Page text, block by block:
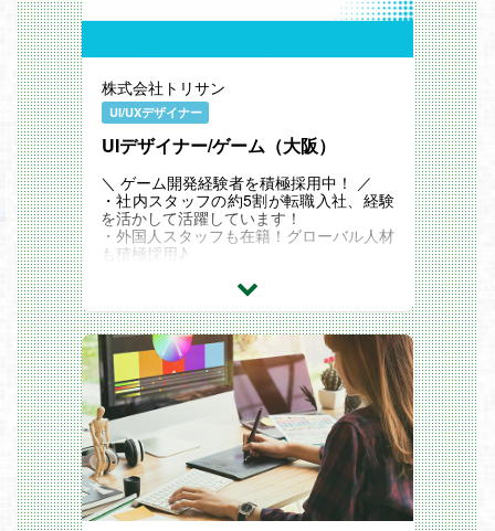
・マンガUP！
・ガンガンpixiv
〇仕事の面白み
ジャンルを問わず、エンタテインメントと
して幅広いジャンルの面白い作品を読者へ
届けること。
また、市場の変化を捉え、従来のやり方に
捉われず、新たな事業や媒体への挑戦や試
行錯誤をすることで、より多くの読者に届
く可能性を拡げていくこと。
その両方を追求し、実現できる編集部を目
指しています。
業務経験をつけることにより、編集者とし
てのキャリアをより強く築くことができま
す。
風通しのよい、裁量を任せる風土であるた
め、ご自身のアイデアやアクションによっ
て、新規の企画・事業を立ち上げることも
可能です。
何よりも、自身が面白いと信じた作品を作
家とともに立上げ、人気を得ることは、こ
の仕事の最高の面白さです。
株式会社トリサン
UI/UXデザイナー
UIデザイナー/ゲーム（大阪）
＼ ゲーム開発経験者を積極採用中！ ／
・社内スタッフの約5割が転職入社、経験
を活かして活躍しています！
・外国人スタッフも在籍！グローバル人材
も積極採用♪
期セミナーも随時開催！
＼ オリジナルゲーム開発 ／
・大手ゲーム企業からの受託開発がメイン
ですが、オリジナルゲームも開発していま
す！
・自社開発ゲームであなたの強み・アイデ
アを活かすことも！
【UIデザイナー（ゲーム）】を募集中！
創業から15年、ゲーム＆遊技機開発をメ
インに、エンターテイメント業界の“もの
づくり"を支えている当社。
会社をスタートさせてから順調に業績を伸
ばし、大阪梅田の都心部に本社を構え、東
京・沖縄にも開発拠点を展開中！